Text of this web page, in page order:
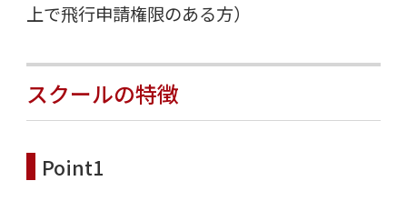
上で飛行申請権限のある方）
スクールの特徴
Point1